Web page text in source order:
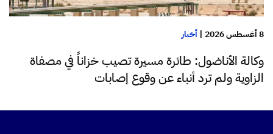
8 أغسطس 2026 | أخبار
وكالة الأناضول: طائرة مسيرة تصيب خزاناً في مصفاة
الزاوية ولم ترد أنباء عن وقوع إصابات